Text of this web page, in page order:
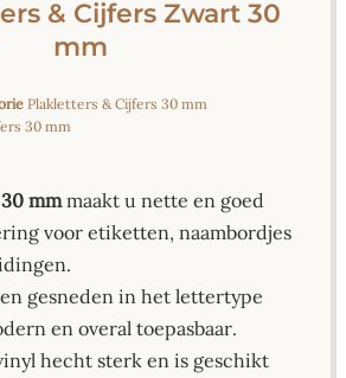
& Cijfers Zwart 30
mm
Plakletters & Cijfers 30 mm
30 mm
mmmaakt u nette en goed
voor etiketten, naambordjes
gesneden in het lettertype
en overal toepasbaar.
hecht sterk en is geschikt